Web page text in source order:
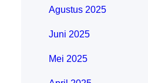
Agustus 2025
Juni 2025
Mei 2025